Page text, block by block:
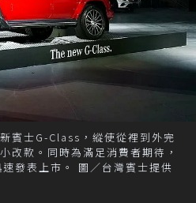
賓士G-Class，縱使從裡到外完
改款。同時為滿足消費者期待，
發表上市。 圖／台灣賓士提供